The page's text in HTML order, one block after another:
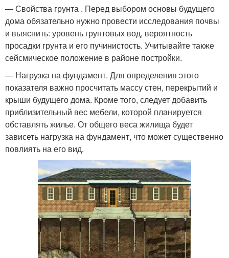
— Свойства грунта . Перед выбором основы будущего
дома обязательно нужно провести исследования почвы
и выяснить: уровень грунтовых вод, вероятность
просадки грунта и его пучинистость. Учитывайте также
сейсмическое положение в районе постройки.
— Нагрузка на фундамент. Для определения этого
показателя важно просчитать массу стен, перекрытий и
крыши будущего дома. Кроме того, следует добавить
приблизительный вес мебели, которой планируется
обставлять жилье. От общего веса жилища будет
зависеть нагрузка на фундамент, что может существенно
повлиять на его вид.